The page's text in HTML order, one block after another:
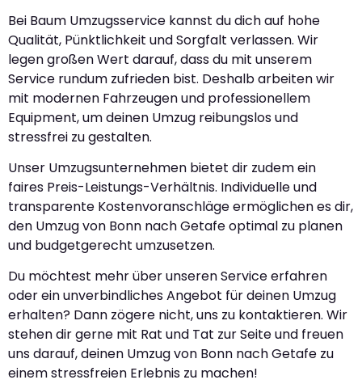
Bei Baum Umzugsservice kannst du dich auf hohe
Qualität, Pünktlichkeit und Sorgfalt verlassen. Wir
legen großen Wert darauf, dass du mit unserem
Service rundum zufrieden bist. Deshalb arbeiten wir
mit modernen Fahrzeugen und professionellem
Equipment, um deinen Umzug reibungslos und
stressfrei zu gestalten.
Unser Umzugsunternehmen bietet dir zudem ein
faires Preis-Leistungs-Verhältnis. Individuelle und
transparente Kostenvoranschläge ermöglichen es dir,
den Umzug von Bonn nach Getafe optimal zu planen
und budgetgerecht umzusetzen.
Du möchtest mehr über unseren Service erfahren
oder ein unverbindliches Angebot für deinen Umzug
erhalten? Dann zögere nicht, uns zu kontaktieren. Wir
stehen dir gerne mit Rat und Tat zur Seite und freuen
uns darauf, deinen Umzug von Bonn nach Getafe zu
einem stressfreien Erlebnis zu machen!